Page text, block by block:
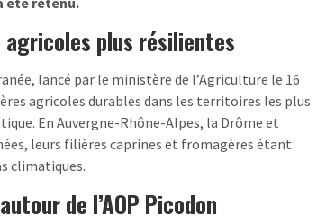
plus résilientes
lancé par le ministère de l’Agriculture le 16
agricoles durables dans les territoires les plus
En Auvergne-Rhône-Alpes, la Drôme et
leurs filières caprines et fromagères étant
climatiques.
de l’AOP Picodon